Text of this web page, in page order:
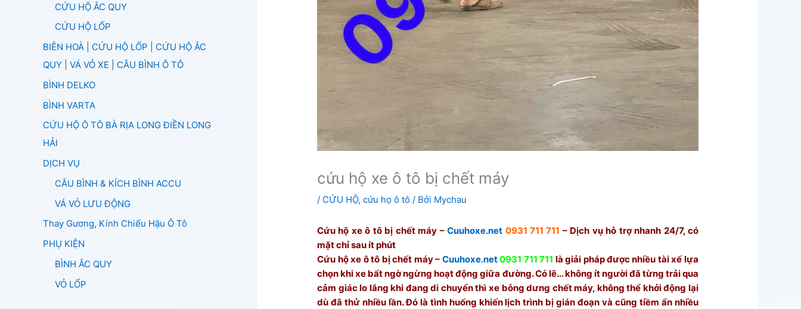
CỨU HỘ ẮC QUY
CỨU HỘ LỐP
BIÊN HOÀ | CỨU HỘ LỐP | CỨU HỘ ẮC
QUY | VÁ VỎ XE | CÂU BÌNH Ô TÔ
BÌNH DELKO
BÌNH VARTA
CỨU HỘ Ô TÔ BÀ RỊA LONG ĐIỀN LONG
HẢI
DỊCH VỤ
CÂU BÌNH & KÍCH BÌNH ACCU
VÁ VỎ LƯU ĐỘNG
Thay Gương, Kính Chiếu Hậu Ô Tô
PHỤ KIỆN
BÌNH ẮC QUY
VỎ LỐP
cứu hộ xe ô tô bị chết máy
/ CỨU HỘ,cứu họ ô tô / Bởi Mychau
Cứu hộ xe ô tô bị chết máy –Cuuhoxe.net 0931 711 711 – Dịch vụ hỗ trợ nhanh 24/7, có
mặt chỉ sau ít phút
Cứu hộ xe ô tô bị chết máy – Cuuhoxe.net0931 711 711 là giải pháp được nhiều tài xế lựa
chọn khi xe bất ngờ ngừng hoạt động giữa đường. Có lẽ… không ít người đã từng trải qua
cảm giác lo lắng khi đang di chuyển thì xe bỗng dưng chết máy, không thể khởi động lại
dù đã thử nhiều lần. Đó là tình huống khiến lịch trình bị gián đoạn và cũng tiềm ẩn nhiều